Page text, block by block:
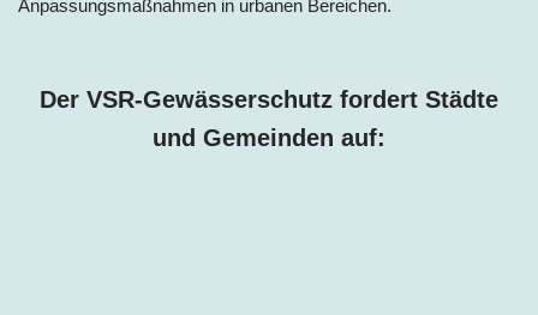
Anpassungsmaßnahmen in urbanen Bereichen.
Der VSR-Gewässerschutz fordert Städte
und Gemeinden auf: